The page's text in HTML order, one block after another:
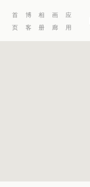
首
页
博
客
相
册
画
廊
应
用